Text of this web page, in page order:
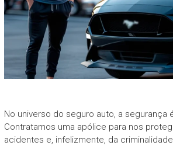
No universo do seguro auto, a segurança
Contratamos uma apólice para nos
acidentes e, infelizmente, da